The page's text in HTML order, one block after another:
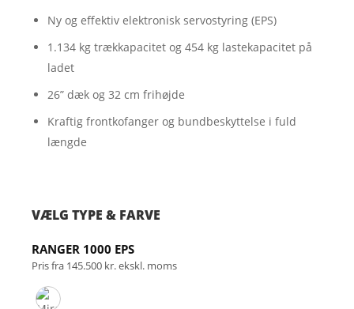
Ny og effektiv elektronisk servostyring (EPS)
1.134 kg trækkapacitet og 454 kg lastekapacitet på
ladet
26” dæk og 32 cm frihøjde
Kraftig frontkofanger og bundbeskyttelse i fuld
længde
VÆLG TYPE & FARVE
RANGER 1000 EPS
Pris fra 145.500 kr. ekskl. moms